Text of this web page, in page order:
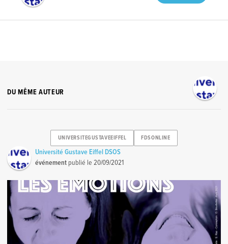
DU MÊME AUTEUR
UNIVERSITEGUSTAVEEIFFEL FDSONLINE
Université Gustave Eiffel DSOS
événement publié le20/09/2021